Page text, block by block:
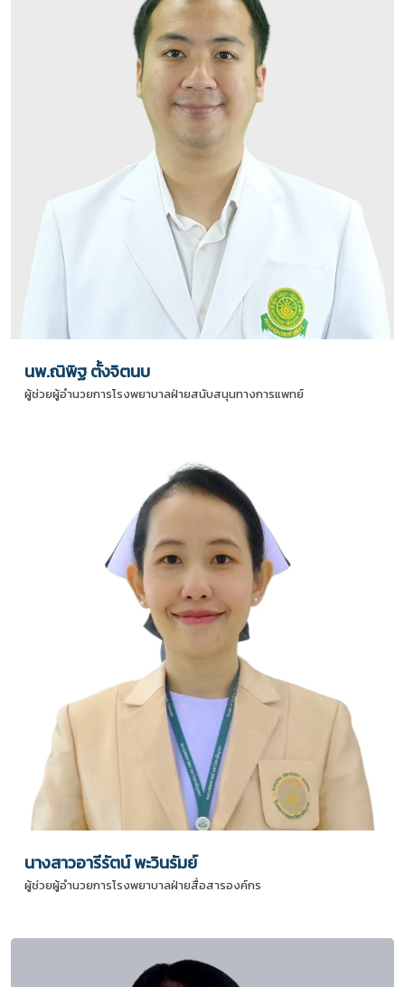
นพ.ณิพิฐ ตั้งจิตนบ
ผู้ช่วยผู้อำนวยการโรงพยาบาลฝ่ายสนับสนุนทางการแพทย์
นางสาวอารีรัตน์ พะวินรัมย์
ผู้ช่วยผู้อำนวยการโรงพยาบาลฝ่ายสื่อสารองค์กร